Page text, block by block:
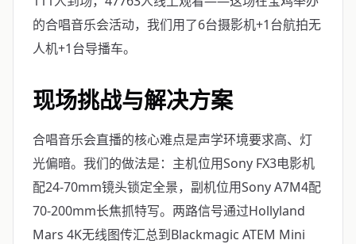
的合唱音乐会活动，我们用了6台摄影机+1台航拍无
人机+1台导播车。
现场挑战与解决方案
合唱音乐会直播的核心难点是声学环境要求高、灯
光偏暗。我们的做法是：主机位用Sony FX3电影机
配24-70mm镜头锁定全景，副机位用Sony A7M4配
70-200mm长焦抓特写。两路信号通过Hollyland
Mars 4K无线图传汇总到Blackmagic ATEM Mini